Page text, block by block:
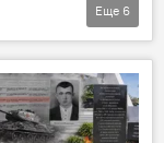
Еще 6